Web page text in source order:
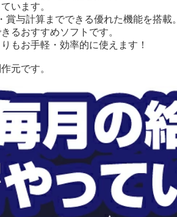
います。
与計算までできる優れた機能を搭載。
るおすすめソフトです。
もお手軽・効率的に使えます！
元です。